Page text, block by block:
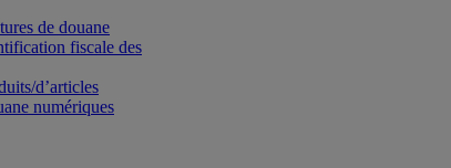
de douane
fiscale des
d’articles
numériques